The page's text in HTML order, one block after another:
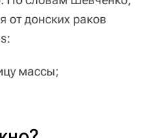
от донских раков
массы;